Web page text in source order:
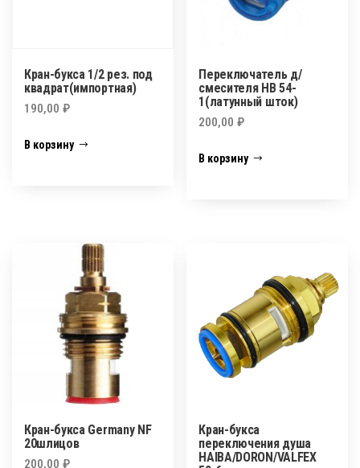
Кран-букса 1/2 рез. под
квадрат(импортная)
190,00 ₽
В корзину
Переключатель д/
смесителя HB 54-
1(латунный шток)
200,00₽
В корзину
Кран-букса Germany NF
20шлицов
200,00 ₽
Кран-букса
переключения душа
HAIBA/DORON/VALFEX